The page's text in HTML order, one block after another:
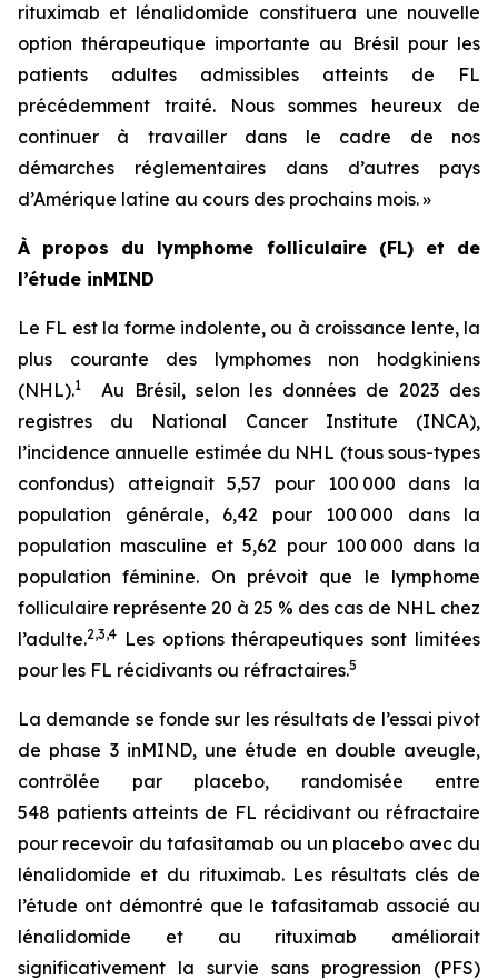
rituximab et lénalidomide constituera une nouvelle
option thérapeutique importante au Brésil pour les
patients adultes admissibles atteints de FL
précédemment traité. Nous sommes heureux de
continuer à travailler dans le cadre de nos
démarches réglementaires dans d’autres pays
d’Amérique latine au cours des prochains mois. »
À propos du lymphome folliculaire (FL) et de
l’étude inMIND
Le FL est la forme indolente, ou à croissance lente, la
plus courante des lymphomes non hodgkiniens
(NHL).1
Au Brésil, selon les données de 2023 des
registres du National Cancer Institute (INCA),
l’incidence annuelle estimée du NHL (tous sous-types
confondus) atteignait 5,57 pour 100 000 dans la
population générale, 6,42 pour 100 000 dans la
population masculine et 5,62 pour 100 000 dans la
population féminine. On prévoit que le lymphome
folliculaire représente 20 à 25 % des cas de NHL chez
l’adulte.2,3,4 Les options thérapeutiques sont limitées
pour les FL récidivants ou réfractaires.5
La demande se fonde sur les résultats de l’essai pivot
de phase 3 inMIND, une étude en double aveugle,
contrôlée par placebo, randomisée entre
548 patients atteints de FL récidivant ou réfractaire
pour recevoir du tafasitamab ou un placebo avec du
lénalidomide et du rituximab. Les résultats clés de
l’étude ont démontré que le tafasitamab associé au
lénalidomide et au rituximab améliorait
significativement la survie sans progression (PFS)